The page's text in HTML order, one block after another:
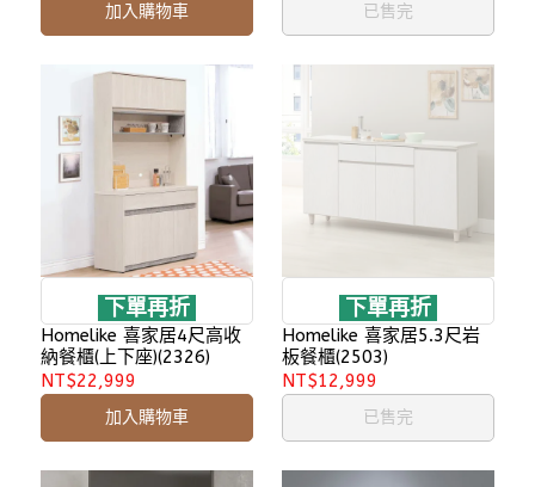
加入購物車 已售完
下單再折
Homelike 喜家居4尺高收
納餐櫃(上下座)(2326)
NT$22,999
加入購物車
下單再折
Homelike 喜家居5.3尺岩
板餐櫃(2503)
NT$12,999
已售完